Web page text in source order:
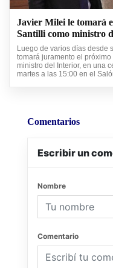
Javier Milei le tomará
Santilli como ministro
Luego de varios días desde
tomará juramento el
ministro del Interior, en una
martes a las 15:00 en el
Comentarios
Escribir un
Nombre
Comentario